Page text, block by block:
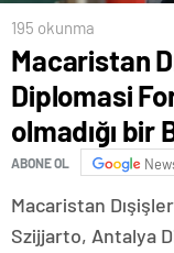
195 okunma
Macaristan
Diplomasi
olmadığı bir
ABONE OL
Macaristan
Szijjarto, Antalya